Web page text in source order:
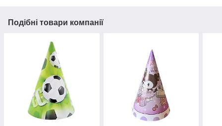
Подібні товари компанії